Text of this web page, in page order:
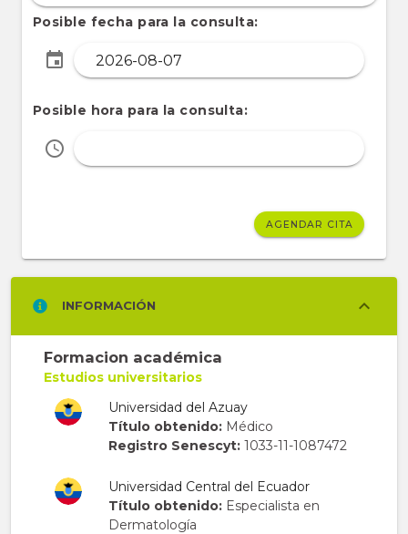
Posible fecha para la consulta:
Posible hora para la consulta:
AGENDAR CITA
INFORMACIÓN
Formacion académica
Estudios universitarios
Universidad del Azuay
Título obtenido:Médico
Registro Senescyt:1033-11-1087472
Universidad Central del Ecuador
Título obtenido:Especialista en
Dermatología